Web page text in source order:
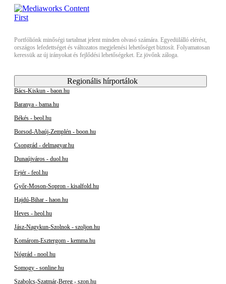
Portfóliónk minőségi tartalmat jelent minden olvasó számára. Egyedülálló elérést,
országos lefedettséget és változatos megjelenési lehetőséget biztosít. Folyamatosan
keressük az új irányokat és fejlődési lehetőségeket. Ez jövőnk záloga.
Regionális hírportálok
Bács-Kiskun - baon.hu
Baranya - bama.hu
Békés - beol.hu
Borsod-Abaúj-Zemplén - boon.hu
Csongrád - delmagyar.hu
Dunaújváros - duol.hu
Fejér - feol.hu
Győr-Moson-Sopron - kisalfold.hu
Hajdú-Bihar - haon.hu
Heves - heol.hu
Jász-Nagykun-Szolnok - szoljon.hu
Komárom-Esztergom - kemma.hu
Nógrád - nool.hu
Somogy - sonline.hu
Szabolcs-Szatmár-Bereg - szon.hu